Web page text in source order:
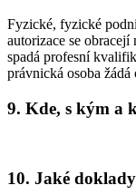
Fyzické, fyzické
autorizace se obracejí
spadá profesní
právnická osoba žádá
9. Kde, s kým a
10. Jaké